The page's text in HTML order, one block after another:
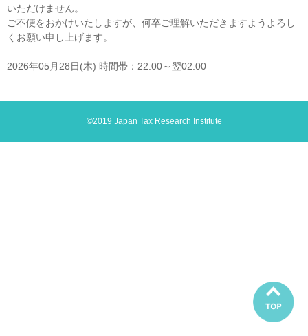
いただけません。
ご不便をおかけいたしますが、何卒ご理解いただきますようよろし
くお願い申し上げます。
2026年05月28日(木) 時間帯：22:00～翌02:00
©2019 Japan Tax Research Institute